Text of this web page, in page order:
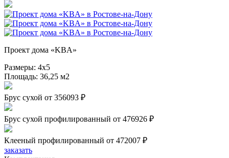
Проект дома «KBA»
Размеры: 4х5
Площадь: 36,25 м2
Брус сухой от 356093 ₽
Брус сухой профилированный от 476926 ₽
Клееный профилированный от 472007 ₽
заказать